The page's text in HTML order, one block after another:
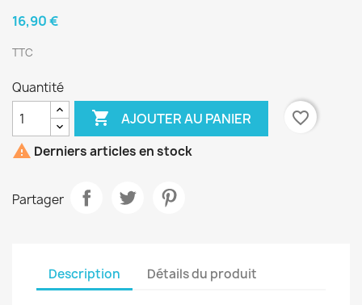
16,90 €
TTC
Quantité
 AJOUTER AU PANIER
favorite_border
 Derniers articles en stock
Partager
Description Détails du produit